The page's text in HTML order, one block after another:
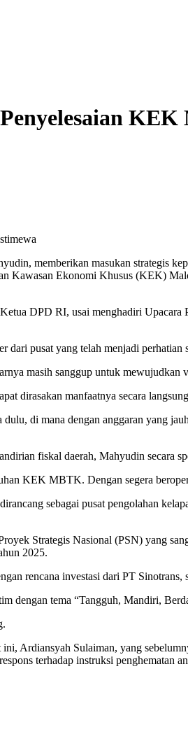
memberikan masukan strategis
Kawasan Ekonomi Khusus (KEK)
DPD RI, usai menghadiri
pusat yang telah menjadi
masih sanggup untuk mewujudkan
dirasakan manfaatnya secara
di mana dengan anggaran yang
fiskal daerah, Mahyudin
KEK MBTK. Dengan segera
sebagai pusat pengolahan
Strategis Nasional (PSN) yang
2025.
rencana investasi dari PT Sinotrans,
dengan tema “Tangguh, Mandiri,
Ardiansyah Sulaiman, yang
terhadap instruksi